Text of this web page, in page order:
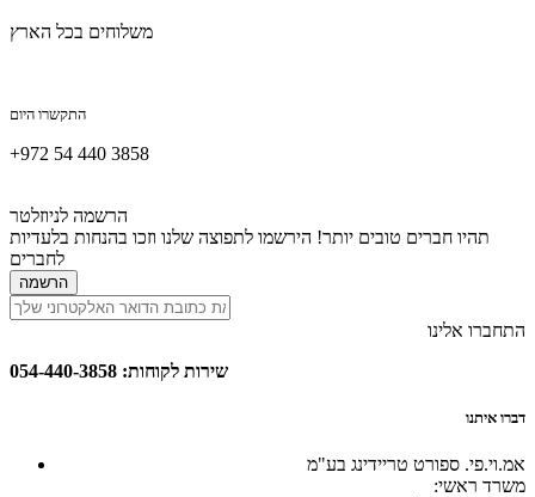
משלוחים בכל הארץ
התקשרו היום
+972 54 440 3858
הרשמה לניוזלטר
תהיו חברים טובים יותר! הירשמו לתפוצה שלנו וזכו בהנחות בלעדיות
לחברים
הרשמה
התחברו אלינו
שירות לקוחות: 054-440-3858
דברו איתנו
אמ.וי.פי. ספורט טריידינג בע"מ
:משרד ראשי